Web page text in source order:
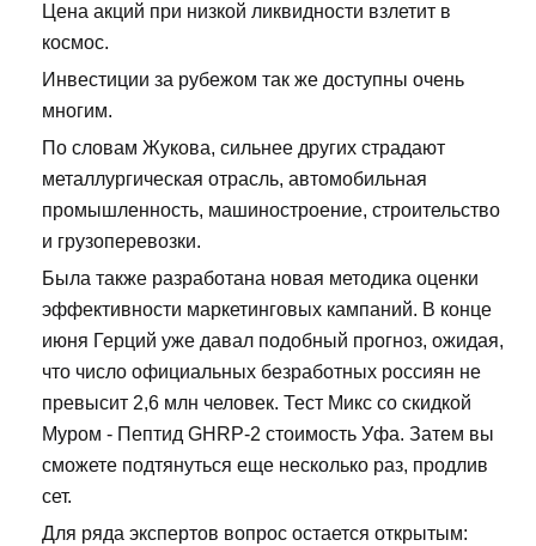
Цена акций при низкой ликвидности взлетит в
космос.
Инвестиции за рубежом так же доступны очень
многим.
По словам Жукова, сильнее других страдают
металлургическая отрасль, автомобильная
промышленность, машиностроение, строительство
и грузоперевозки.
Была также разработана новая методика оценки
эффективности маркетинговых кампаний. В конце
июня Герций уже давал подобный прогноз, ожидая,
что число официальных безработных россиян не
превысит 2,6 млн человек. Тест Микс со скидкой
Муром - Пептид GHRP-2 стоимость Уфа. Затем вы
сможете подтянуться еще несколько раз, продлив
сет.
Для ряда экспертов вопрос остается открытым: